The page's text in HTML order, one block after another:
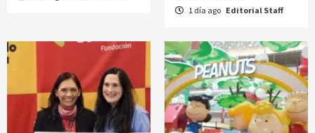
1 día ago Editorial Staff